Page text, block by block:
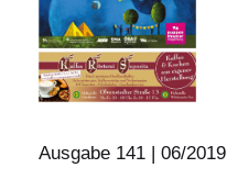
Ausgabe 141 | 06/2019